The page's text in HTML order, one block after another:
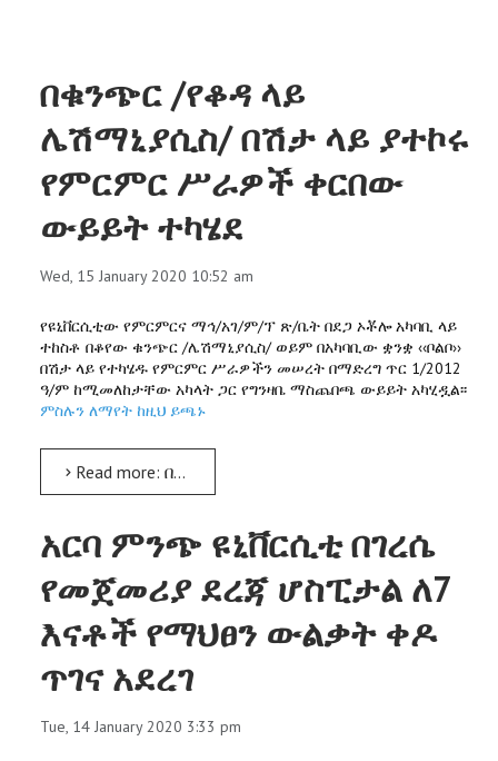
በቁንጭር /የቆዳ ላይ
ሌሽማኒያሲስ/ በሽታ ላይ ያተኮሩ
የምርምር ሥራዎች ቀርበው
ውይይት ተካሄደ
Wed, 15 January 2020 10:52 am
የዩኒቨርሲቲው የምርምርና ማኅ/አገ/ም/ፕ ጽ/ቤት በደጋ ኦቾሎ አካባቢ ላይ
ተከስቶ በቆየው ቁንጭር /ሌሽማኒያሲስ/ ወይም በአካባቢው ቋንቋ ‹‹ቦልቦ››
በሽታ ላይ የተካሄዱ የምርምር ሥራዎችን መሠረት በማድረግ ጥር 1/2012
ዓ/ም ከሚመለከታቸው አካላት ጋር የግንዛቤ ማስጨበጫ ውይይት አካሂዷል፡፡
ምስሉን ለማየት ከዚህ ይጫኑ
Read more: በቁንጭር /የቆዳ ላይ ሌሽማኒያሲስ/ በሽታ ላይ ያተኮሩ የምርምር ሥራዎች ቀርበው ውይይት ተካሄደ
አርባ ምንጭ ዩኒቨርሲቲ በገረሴ
የመጀመሪያ ደረጃ ሆስፒታል ለ7
እናቶች የማህፀን ውልቃት ቀዶ
ጥገና አደረገ
Tue, 14 January 2020 3:33 pm